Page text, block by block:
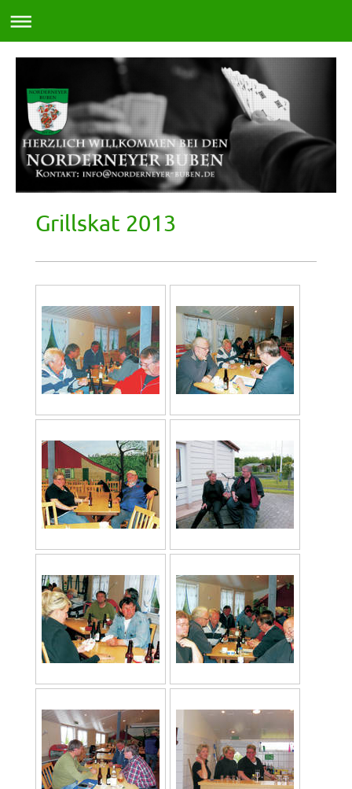
Grillskat 2013